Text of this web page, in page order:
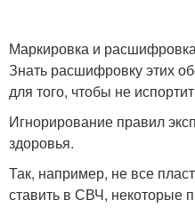
Маркировка и
Знать расшифровку этих
для того, чтобы не
Игнорирование правил
здоровья.
Так, например, не все
ставить в СВЧ, некоторые